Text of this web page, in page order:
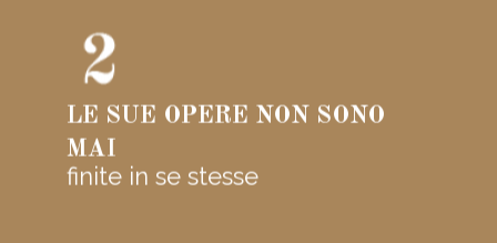
LE SUE OPERE NON SONO
MAI
finite in se stesse